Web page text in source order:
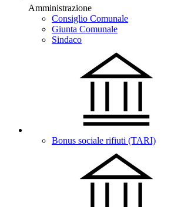
Amministrazione
Consiglio Comunale
Giunta Comunale
Sindaco
Bonus sociale rifiuti (TARI)